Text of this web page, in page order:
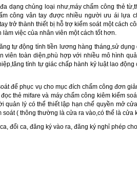
dạng chủng loại như,máy chấm công thẻ
công vân tay được nhiều người ưu ái lựa
trở thành thiết bị hỗ trợ kiểm soát một cách
việc của nhân viên một cách tốt hơn.
tự động tính tiền lương hàng tháng,sử
viên toàn diện,phù hợp với nhiều mô hình
tính tự giác chấp hành kỷ luật lao
để phục vụ cho mục đích chấm công đơn
thẻ mifare và máy chấm công kiêm kiểm
lý có thể thiết lập hạn chế quyền mở
( thông thường là cửa ra vào,có thể là cửa
đổi ca, đăng ký vào ra, đăng ký nghỉ phép